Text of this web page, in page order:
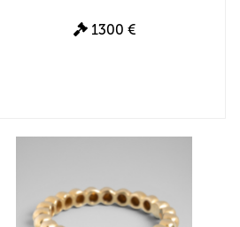
1300 €